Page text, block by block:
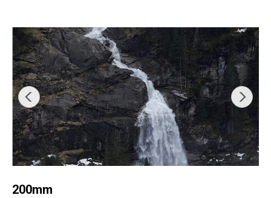
200mm